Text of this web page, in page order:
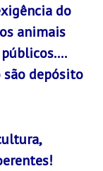
do
animais
são depósito